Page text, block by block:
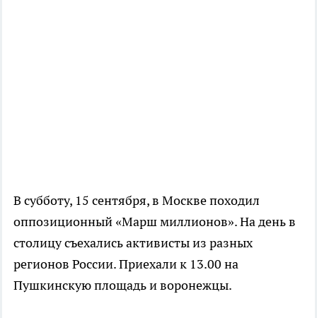
В субботу, 15 сентября, в Москве походил
оппозиционный «Марш миллионов». На день в
столицу съехались активисты из разных
регионов России. Приехали к 13.00 на
Пушкинскую площадь и воронежцы.